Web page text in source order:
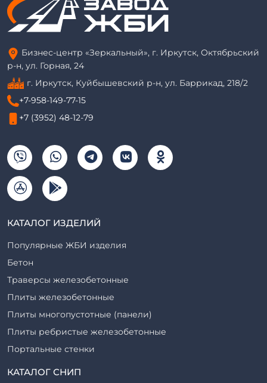
Бизнес-центр «Зеркальный», г. Иркутск, Октябрьский
р-н, ул. Горная, 24
г. Иркутск, Куйбышевский р-н, ул. Баррикад, 218/2
+7-958-149-77-15
+7 (3952) 48-12-79
КАТАЛОГ ИЗДЕЛИЙ
Популярные ЖБИ изделия
Бетон
Траверсы железобетонные
Плиты железобетонные
Плиты многопустотные (панели)
Плиты ребристые железобетонные
Портальные стенки
Прогоны железобетонные
КАТАЛОГ СНИП